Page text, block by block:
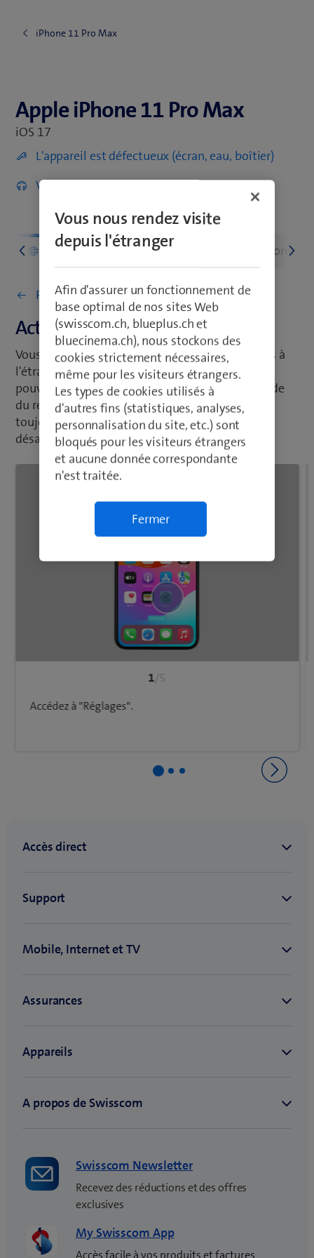
iPhone 11 Pro Max
Apple iPhone 11 Pro Max
Apple iPhone 11 Pro Max
iOS 17
L'appareil est défectueux (écran, eau, boîtier)
Vers les accessoires
Réseau et connections Configuration et
Retourner à Réseau et connections
Activer ou désactiver l'itinérance
Vous pouvez limiter votre utilisation de données à
l'étranger en désactivant l'itinérance. Vous ne
pouvez alors pas vous connecter à Internet à l'aide
du réseau mobile depuis l'étranger. Vous pouvez
toujours utiliser WLAN quand l'itinérance est
désactivée.
1 /5
Accédez à "Réglages".
Swisscom Newsletter
Recevez des réductions et des offres
exclusives
My Swisscom App
Accès facile à vos produits et factures
Vous nous rendez visite
depuis l'étranger
Afin d'assurer un fonctionnement de
base optimal de nos sites Web
(swisscom.ch, blueplus.ch et
bluecinema.ch), nous stockons des
cookies strictement nécessaires,
même pour les visiteurs étrangers.
Les types de cookies utilisés à
d'autres fins (statistiques, analyses,
personnalisation du site, etc.) sont
bloqués pour les visiteurs étrangers
et aucune donnée correspondante
n'est traitée.
Fermer